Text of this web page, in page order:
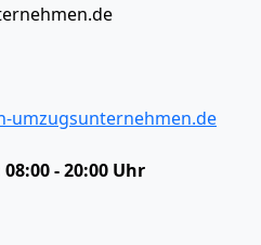
umzugsunternehmen.de
08:00 - 20:00 Uhr